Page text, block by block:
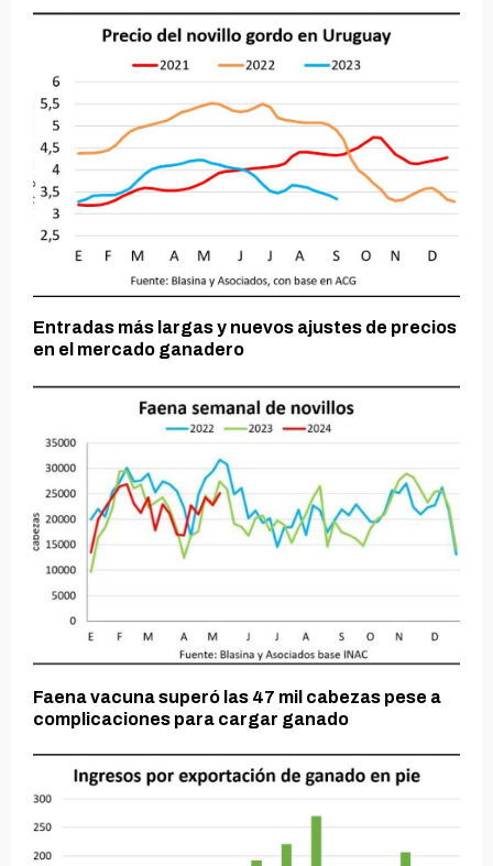
Entradas más largas y nuevos ajustes de precios
en el mercado ganadero
Faena vacuna superó las 47 mil cabezas pese a
complicaciones para cargar ganado